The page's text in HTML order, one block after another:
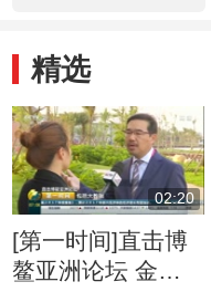
精选
02:20
[第一时间]直击博
鳌亚洲论坛 金融